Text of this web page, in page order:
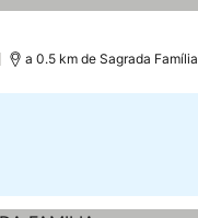
a 0.5 km de Sagrada Família